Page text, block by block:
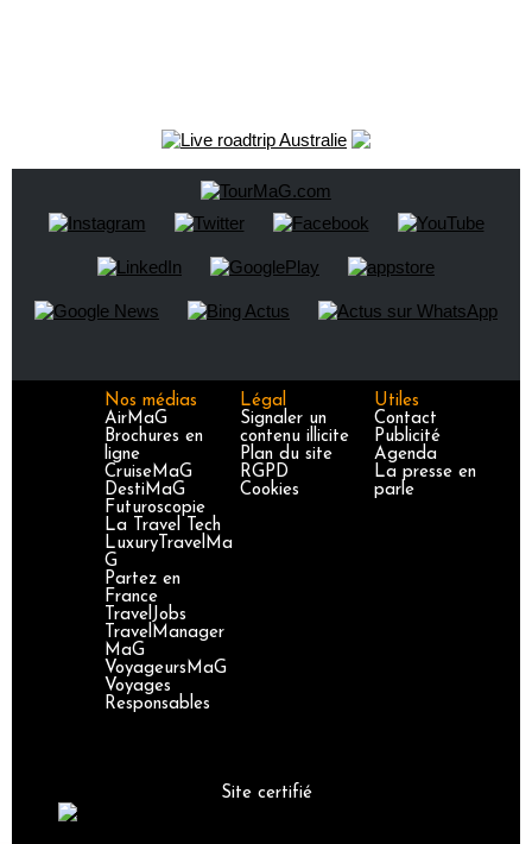
Nos médias
AirMaG
Brochures en
ligne
CruiseMaG
DestiMaG
Futuroscopie
La Travel Tech
LuxuryTravelMa
G
Partez en
France
TravelJobs
TravelManager
MaG
VoyageursMaG
Voyages
Responsables
Légal
Signaler un
contenu illicite
Plan du site
RGPD
Cookies
Utiles
Contact
Publicité
Agenda
La presse en
parle
Site certifié